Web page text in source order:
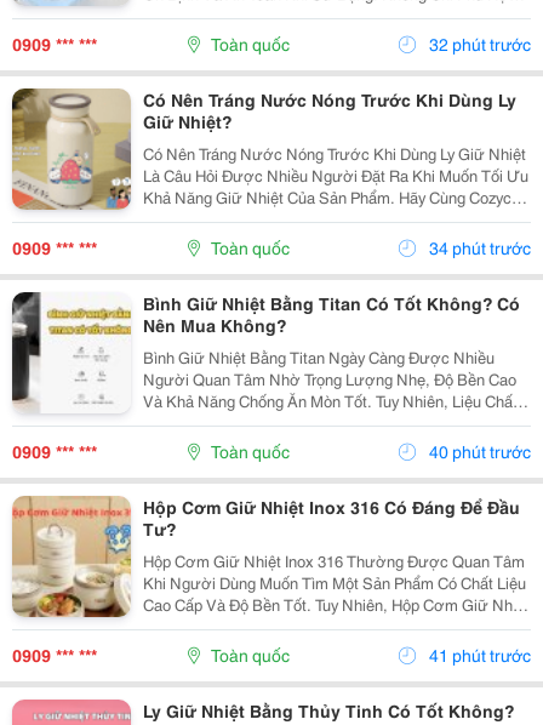
Với Người Đi Làm, Sản Phẩm Còn Đáp Ứng Tốt Nhu
Cầu Mang Cơm Đi Học Hay Chuẩn Bị Bữa Ăn Cho Cả
0909 *** *** Toàn quốc 32 phút trước
Có Nên Tráng Nước Nóng Trước Khi Dùng Ly
Giữ Nhiệt?
Có Nên Tráng Nước Nóng Trước Khi Dùng Ly Giữ Nhiệt
Là Câu Hỏi Được Nhiều Người Đặt Ra Khi Muốn Tối Ưu
Khả Năng Giữ Nhiệt Của Sản Phẩm. Hãy Cùng Cozycup
Tìm Hiểu Chi Tiết Trong Bài Viết Dưới Đây Để Sử Dụng
Ly Giữ Nhiệt Hiệu Quả Và Bền Lâu Hơn. 1. Có...
0909 *** *** Toàn quốc 34 phút trước
Bình Giữ Nhiệt Bằng Titan Có Tốt Không? Có
Nên Mua Không?
Bình Giữ Nhiệt Bằng Titan Ngày Càng Được Nhiều
Người Quan Tâm Nhờ Trọng Lượng Nhẹ, Độ Bền Cao
Và Khả Năng Chống Ăn Mòn Tốt. Tuy Nhiên, Liệu Chất
Liệu Titan Có Thực Sự Vượt Trội So Với Inox 304 Hoặc
Inox 316? Bài Viết Dưới Đây Sẽ Giúp Bạn Hiểu Rõ
0909 *** *** Toàn quốc 40 phút trước
Hộp Cơm Giữ Nhiệt Inox 316 Có Đáng Để Đầu
Tư?
Hộp Cơm Giữ Nhiệt Inox 316 Thường Được Quan Tâm
Khi Người Dùng Muốn Tìm Một Sản Phẩm Có Chất Liệu
Cao Cấp Và Độ Bền Tốt. Tuy Nhiên, Hộp Cơm Giữ Nhiệt
Inox 316 Có Thực Sự Cần Thiết Hay Không Còn Phụ
Thuộc Vào Nhu Cầu Sử Dụng Của Mỗi Người. Cùng
0909 *** *** Toàn quốc 41 phút trước
Ly Giữ Nhiệt Bằng Thủy Tinh Có Tốt Không?